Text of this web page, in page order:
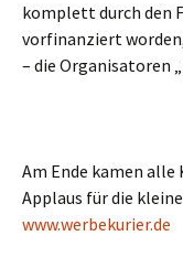
komplett durch den
vorfinanziert
– die Organisatoren
Am Ende kamen alle
Applaus für die
www.werbekurier.de